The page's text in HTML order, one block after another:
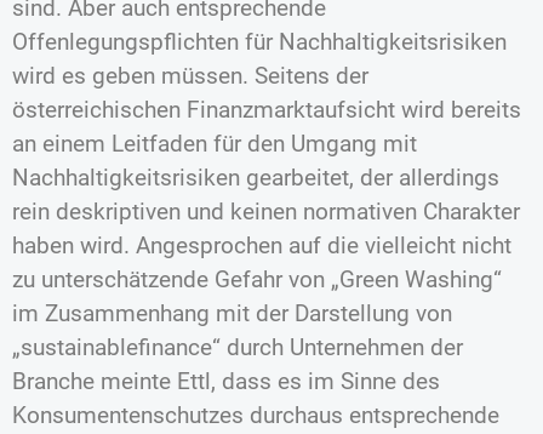
sind. Aber auch entsprechende
Offenlegungspflichten für Nachhaltigkeitsrisiken
wird es geben müssen. Seitens der
österreichischen Finanzmarktaufsicht wird bereits
an einem Leitfaden für den Umgang mit
Nachhaltigkeitsrisiken gearbeitet, der allerdings
rein deskriptiven und keinen normativen Charakter
haben wird. Angesprochen auf die vielleicht nicht
zu unterschätzende Gefahr von „Green Washing“
im Zusammenhang mit der Darstellung von
„sustainablefinance“ durch Unternehmen der
Branche meinte Ettl, dass es im Sinne des
Konsumentenschutzes durchaus entsprechende